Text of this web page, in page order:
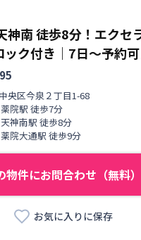
神南 徒歩8分！エクセ
ック付き｜7日～予約
央区今泉 ２丁目1-68
薬院駅 徒歩7分
天神南駅 徒歩8分
薬院大通駅 徒歩9分
物件にお問合わせ（無料）
お気に入りに保存